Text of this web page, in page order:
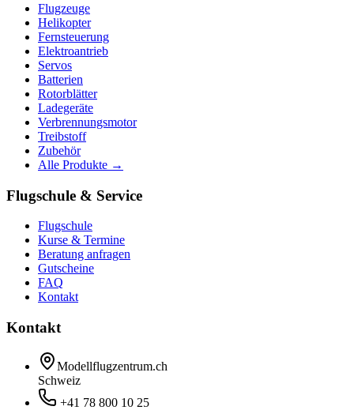
Flugzeuge
Helikopter
Fernsteuerung
Elektroantrieb
Servos
Batterien
Rotorblätter
Ladegeräte
Verbrennungsmotor
Treibstoff
Zubehör
Alle Produkte →
Flugschule & Service
Flugschule
Kurse & Termine
Beratung anfragen
Gutscheine
FAQ
Kontakt
Kontakt
Modellflugzentrum.ch
Schweiz
+41 78 800 10 25